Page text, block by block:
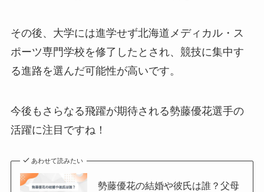
その後、大学には進学せず北海道メディカル・ス
ポーツ専門学校を修了したとされ、競技に集中す
る進路を選んだ可能性が高いです。
今後もさらなる飛躍が期待される勢藤優花選手の
活躍に注目ですね！
あわせて読みたい
勢藤優花の結婚や彼氏は誰？父母